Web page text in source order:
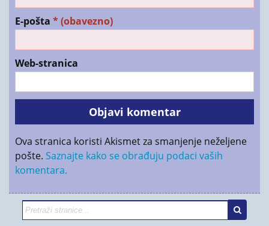
E-pošta * (obavezno)
Web-stranica
Ova stranica koristi Akismet za smanjenje neželjene
pošte. Saznajte kako se obrađuju podaci vaših
komentara.